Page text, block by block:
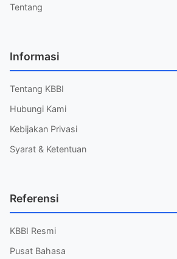
Tentang
Informasi
Tentang KBBI
Hubungi Kami
Kebijakan Privasi
Syarat & Ketentuan
Referensi
KBBI Resmi
Pusat Bahasa